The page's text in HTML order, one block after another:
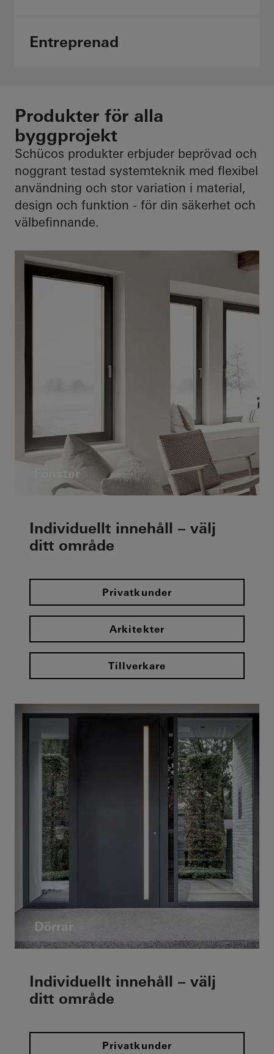
Entreprenad
Produkter för alla
byggprojekt
Schücos produkter erbjuder beprövad och
noggrant testad systemteknik med flexibel
användning och stor variation i material,
design och funktion - för din säkerhet och
välbefinnande.
Fönster
Individuellt innehåll – välj
ditt område
Privatkunder
Arkitekter
Tillverkare
Dörrar
Individuellt innehåll – välj
ditt område
Privatkunder